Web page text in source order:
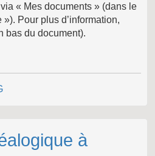
« Mes documents » (dans le
Pour plus d’information,
bas du document).
à